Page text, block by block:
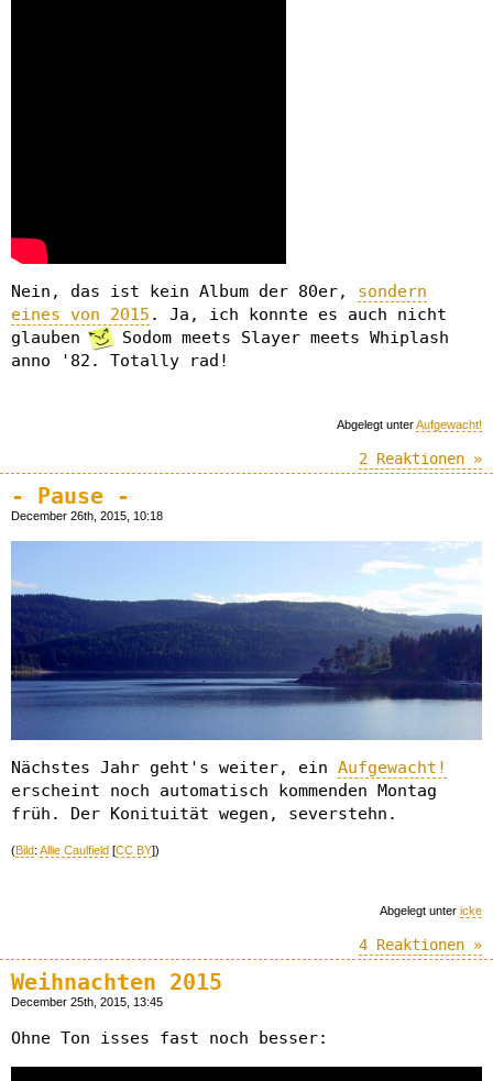
Nein, das ist kein Album der 80er, sondern
eines von 2015 . Ja, ich konnte es auch nicht
glauben
Sodom meets Slayer meets Whiplash
anno '82. Totally rad!
Abgelegt unterAufgewacht!
2 Reaktionen »
- Pause -
December 26th, 2015, 10:18
Nächstes Jahr geht's weiter, ein Aufgewacht!
erscheint noch automatisch kommenden Montag
früh. Der Konituität wegen, severstehn.
(Bild: Allie Caulfield [CC BY])
Abgelegt unter icke
4 Reaktionen »
Weihnachten 2015
December 25th, 2015, 13:45
Ohne Ton isses fast noch besser: